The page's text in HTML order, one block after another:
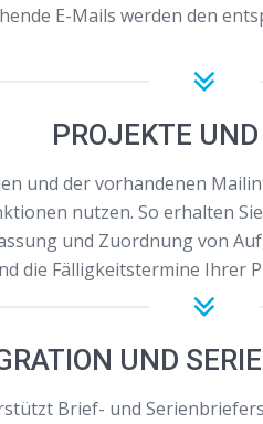
E-Mails werden den
PROJEKTE
und der vorhandenen
nutzen. So erhalten
und Zuordnung von
die Fälligkeitstermine Ihrer
UND
Brief- und